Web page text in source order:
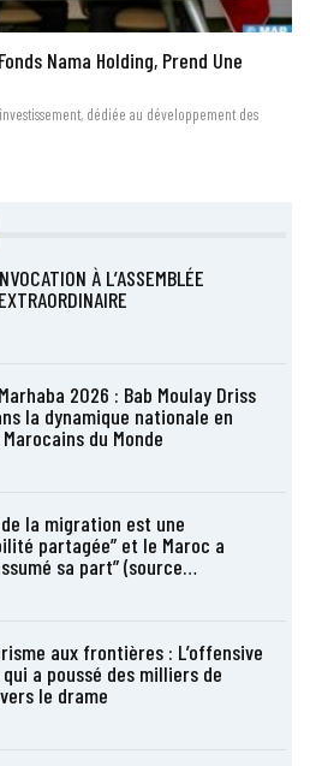
Nama Holding, Prend Une
dédiée au développement des
À L’ASSEMBLÉE
2026 : Bab Moulay Driss
la dynamique nationale en
du Monde
la migration est une
partagée” et le Maroc a
sa part” (source…
aux frontières : L’offensive
a poussé des milliers de
le drame